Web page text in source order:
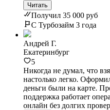
Читать
Получил 35 000 руб
С Турбозайм 3 года
Андрей Г.
Екатеринбург
5
Никогда не думал, что
настолько легко.
деньги были на карте.
поддержка работает
онлайн без долгих